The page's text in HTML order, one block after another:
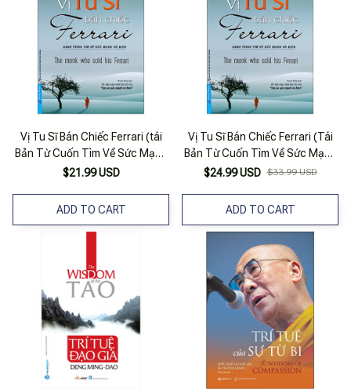
Vị Tu Sĩ Bán Chiếc Ferrari (tái
Bản Từ Cuốn Tìm Về Sức Mạnh
Vô Biên) - Tái Bản 2020
$21.99 USD
ADD TO CART
Vị Tu Sĩ Bán Chiếc Ferrari (Tái
Bản Từ Cuốn Tìm Về Sức Mạnh
Vô Biên) - Tái Bản 2020
$24.99 USD $33.99 USD
ADD TO CART